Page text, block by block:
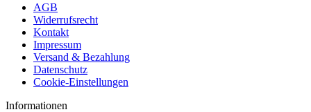
AGB
Widerrufsrecht
Kontakt
Impressum
Versand & Bezahlung
Datenschutz
Cookie-Einstellungen
Informationen